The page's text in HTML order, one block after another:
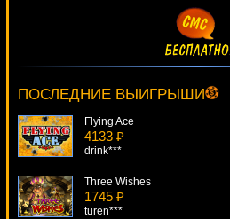
ПОСЛЕДНИЕ ВЫИГРЫШИ
turen***
Flying Ace
4133 ₽
drink***
Three Wishes
1745 ₽
turen***